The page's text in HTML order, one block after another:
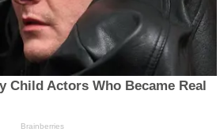
Child Actors Who Became Real
Brainberries